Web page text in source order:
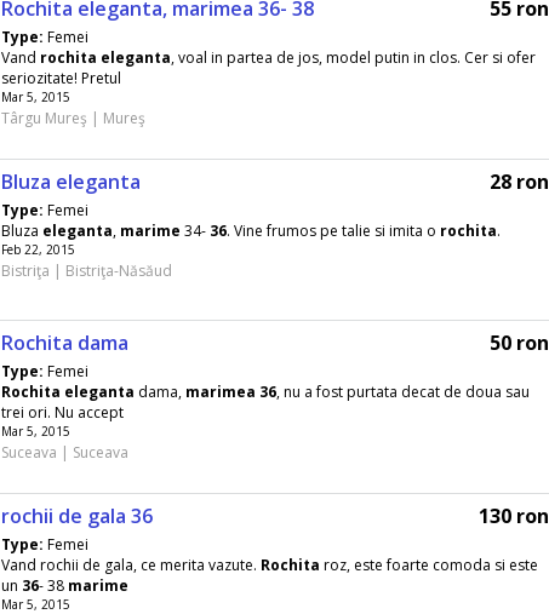
Rochita eleganta, marimea 36- 38 55 ron
Type: Femei
Vand rochita eleganta, voal in partea de jos, model putin in clos. Cer si ofer
seriozitate! Pretul
Mar 5, 2015
Târgu Mureş | Mureş
Bluza eleganta 28 ron
Type: Femei
Bluza eleganta, marime 34- 36. Vine frumos pe talie si imita o rochita.
Feb 22, 2015
Bistriţa | Bistriţa-Năsăud
Rochita dama 50 ron
Type: Femei
Rochita eleganta dama, marimea 36, nu a fost purtata decat de doua sau
trei ori. Nu accept
Mar 5, 2015
Suceava | Suceava
rochii de gala 36 130 ron
Type: Femei
Vand rochii de gala, ce merita vazute. Rochita roz, este foarte comoda si este
un 36- 38 marime
Mar 5, 2015